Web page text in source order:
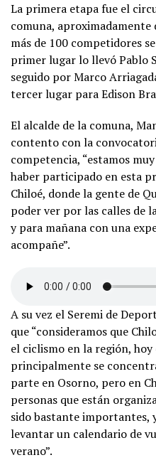
La primera etapa fue el
comuna,
más de 100 competidores
primer lugar lo llevó Pablo
seguido por Marco
tercer lugar para Edison
El alcalde de la comuna,
contento con la
competencia, “estamos
haber participado en esta
Chiloé, donde la gente de
poder ver por las calles de
y para mañana con una
acompañe”.
A su vez el Seremi de
que “consideramos que
el ciclismo en la región,
principalmente se
parte en Osorno, pero en
personas que están
sido bastante importantes,
levantar un calendario de
verano”.